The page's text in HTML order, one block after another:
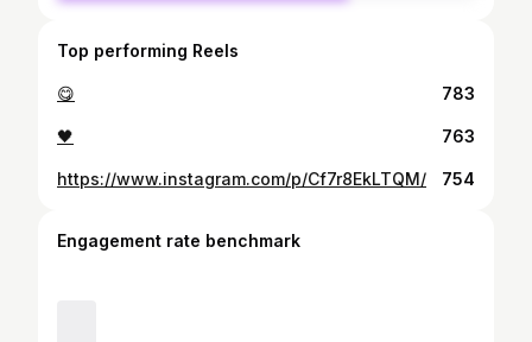
Top performing Reels
😋 783
🖤 763
https://www.instagram.com/p/Cf7r8EkLTQM/ 754
Engagement rate benchmark